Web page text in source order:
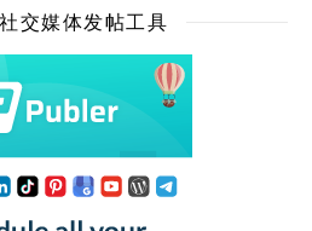
交媒体发帖工具